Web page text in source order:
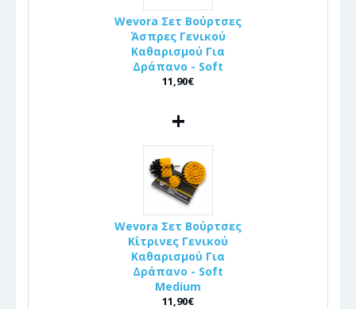
Wevora Σετ Βούρτσες
Άσπρες Γενικού
Καθαρισμού Για
Δράπανο - Soft
11,90€
+
Wevora Σετ Βούρτσες
Κίτρινες Γενικού
Καθαρισμού Για
Δράπανο - Soft
Medium
11,90€